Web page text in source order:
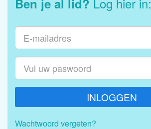
Ben je al lid?
INLOGGEN
Wachtwoord vergeten?